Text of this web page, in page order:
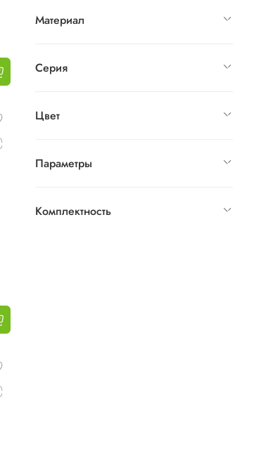
Материал
Серия
Цвет
Параметры
Комплектность